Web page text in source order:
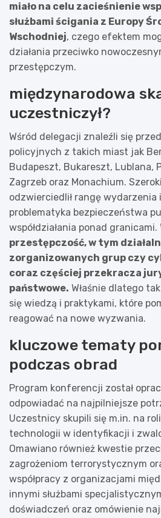
miało na celu zacieśnienie
służbami ścigania z Europy
Wschodniej, czego efektem
działania przeciwko
przestępczym.
międzynarodowa
uczestniczył?
Wśród delegacji znaleźli się
policyjnych z takich miast jak
Budapeszt, Bukareszt, Lublana,
Zagrzeb oraz Monachium.
odzwierciedlił rangę wydarzenia
problematyka bezpieczeństwa
współdziałania ponad granicami.
przestępczość, w tym
zorganizowanych grup czy
coraz częściej przekracza
państwowe. Właśnie dlatego
się wiedzą i praktykami, które
reagować na nowe wyzwania.
kluczowe tematy
podczas obrad
Program konferencji został
odpowiadać na najpilniejsze
Uczestnicy skupili się m.in. na
technologii w identyfikacji i
Omawiano również kwestie
zagrożeniom terrorystycznym
współpracy z organizacjami
innymi służbami
doświadczeń oraz omówienie